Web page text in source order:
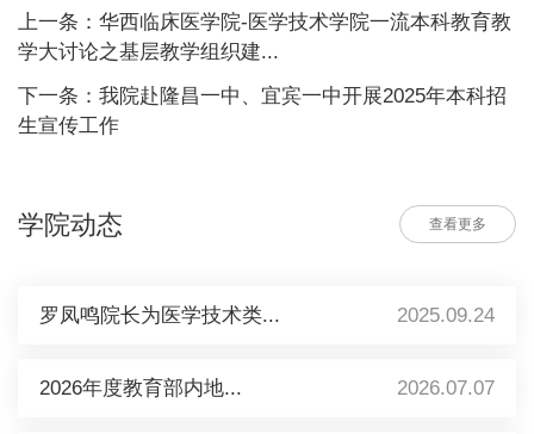
上一条：华西临床医学院-医学技术学院一流本科教育教
学大讨论之基层教学组织建...
下一条：我院赴隆昌一中、宜宾一中开展2025年本科招
生宣传工作
学院动态 查看更多
罗凤鸣院长为医学技术类... 2025.09.24
2026年度教育部内地... 2026.07.07